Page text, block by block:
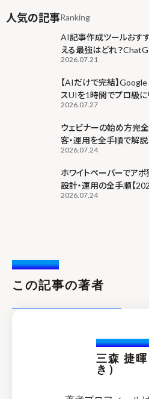
人気の記事Ranking
AI記事作成ツールおす
える最強はどれ？
2026.07.21
【AIだけで完結】
スUIを1時間でプロ級に
2026.07.27
ウェビナーの始め方完
客・運用を全手順で解説
2026.07.24
ホワイトペーパーでア
設計・運用の全手順【
2026.07.24
Writer /
この記事の著者
三森 捷
き）